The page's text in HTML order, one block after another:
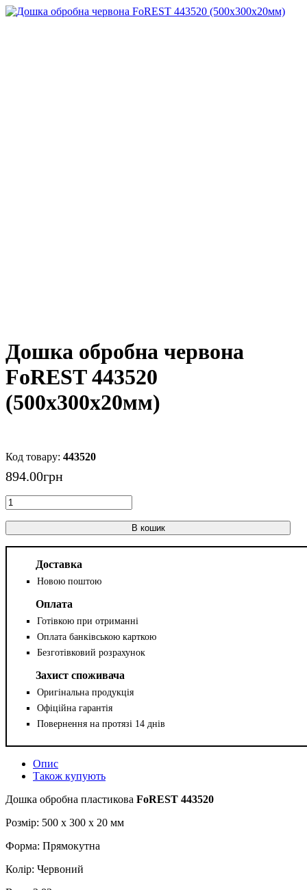
Дошка обробна червона
FoREST 443520
(500x300x20мм)
443520
894.00грн
В кошик
Доставка
Новою поштою
Оплата
Готівкою при отриманні
Оплата банківською карткою
Безготівковий розрахунок
Захист споживача
Оригінальна продукція
Офіційна гарантія
Повернення на протязі 14 днів
Опис
Також купують
Дошка обробна пластикова FoREST 443520
Розмір: 500 x 300 x 20 мм
Форма: Прямокутна
Колір: Червоний